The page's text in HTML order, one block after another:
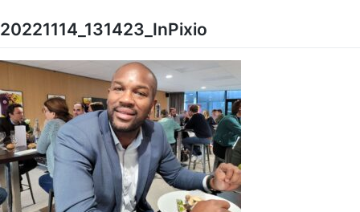
content
20221114_131423_InPixio